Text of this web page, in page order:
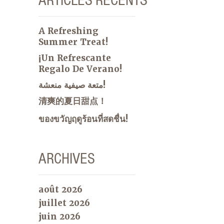
A Refreshing
Summer Treat!
¡Un Refrescante
Regalo De Verano!
متعة صيفية منعشة!
清爽的夏日甜点！
ของขวัญฤดูร้อนที่สดชื่น!
ARCHIVES
août 2026
juillet 2026
juin 2026